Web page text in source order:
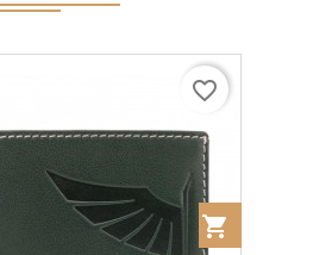
shopping_cart
favorite_border